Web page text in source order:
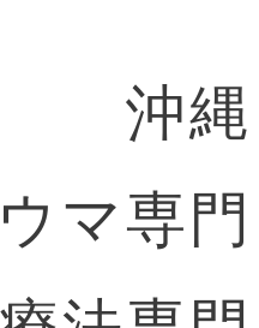
沖縄
マ専門